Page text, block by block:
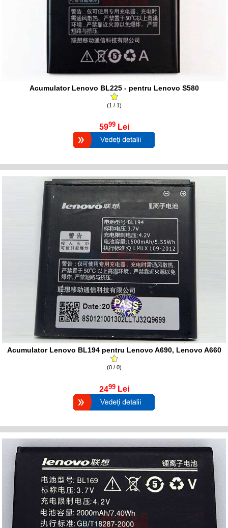
Acumulator Lenovo BL225 - pentru Lenovo S580
(1 / 1)
5999 Lei
Acumulator Lenovo BL194 pentru Lenovo A690, Lenovo A660
(0 / 0)
2499 Lei